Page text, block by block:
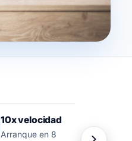
10x velocidad
Arranque en 8